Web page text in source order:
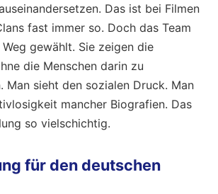
Das ist bei Filmen
fast immer so. Doch das Team
gewählt. Sie zeigen die
die Menschen darin zu
Man sieht den sozialen Druck. Man
mancher Biografien. Das
so vielschichtig.
für den deutschen